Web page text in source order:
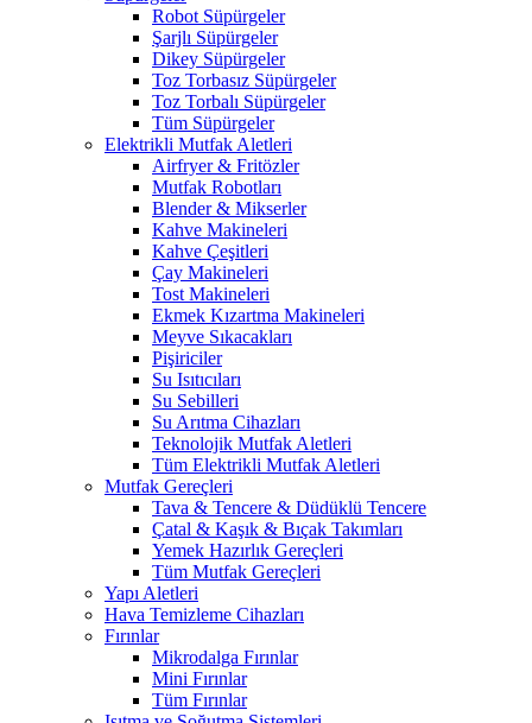
Robot Süpürgeler
Şarjlı Süpürgeler
Dikey Süpürgeler
Toz Torbasız Süpürgeler
Toz Torbalı Süpürgeler
Tüm Süpürgeler
Elektrikli Mutfak Aletleri
Airfryer & Fritözler
Mutfak Robotları
Blender & Mikserler
Kahve Makineleri
Kahve Çeşitleri
Çay Makineleri
Tost Makineleri
Ekmek Kızartma Makineleri
Meyve Sıkacakları
Pişiriciler
Su Isıtıcıları
Su Sebilleri
Su Arıtma Cihazları
Teknolojik Mutfak Aletleri
Tüm Elektrikli Mutfak Aletleri
Mutfak Gereçleri
Tava & Tencere & Düdüklü Tencere
Çatal & Kaşık & Bıçak Takımları
Yemek Hazırlık Gereçleri
Tüm Mutfak Gereçleri
Yapı Aletleri
Hava Temizleme Cihazları
Fırınlar
Mikrodalga Fırınlar
Mini Fırınlar
Tüm Fırınlar